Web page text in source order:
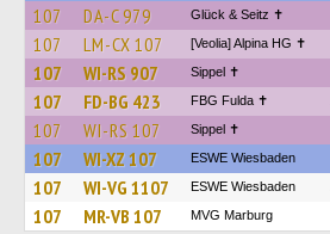
107 DA-C 979 Glück & Seitz ✝
107 LM-CX 107 [Veolia] Alpina HG ✝
107 WI-RS 907 Sippel ✝︎
107 FD-BG 423 FBG Fulda ✝
107 WI-RS 107 Sippel ✝︎
107 WI-XZ 107 ESWE Wiesbaden
107 WI-VG 1107 ESWE Wiesbaden
107 MR-VB 107 MVG Marburg